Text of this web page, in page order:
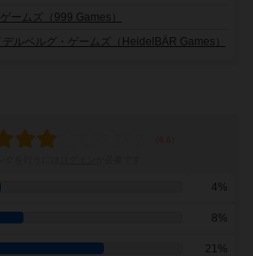
ームズ（999 Games）
デルベルグ・ゲームズ（HeidelBÄR Games）
4%
8%
21%